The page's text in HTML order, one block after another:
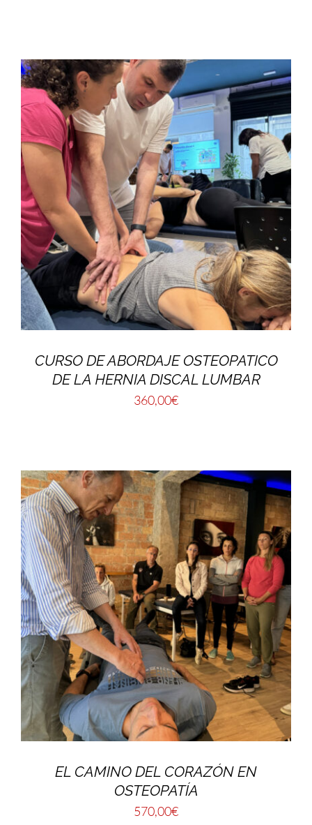
CURSO DE ABORDAJE OSTEOPATICO
DE LA HERNIA DISCAL LUMBAR
360,00€
EL CAMINO DEL CORAZÓN EN
OSTEOPATÍA
570,00€